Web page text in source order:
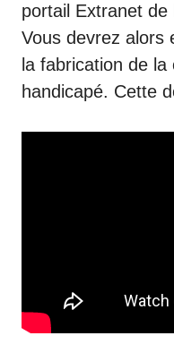
portail Extranet de
Vous devrez alors
la fabrication de
handicapé. Cette